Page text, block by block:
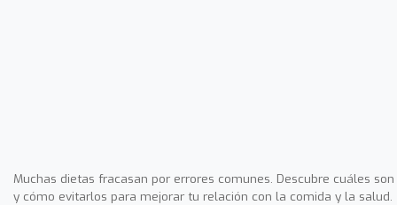
Muchas dietas fracasan por errores comunes. Descubre cuáles son
y cómo evitarlos para mejorar tu relación con la comida y la salud.